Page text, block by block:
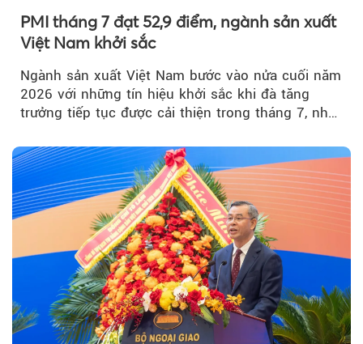
PMI tháng 7 đạt 52,9 điểm, ngành sản xuất
Việt Nam khởi sắc
Ngành sản xuất Việt Nam bước vào nửa cuối năm
2026 với những tín hiệu khởi sắc khi đà tăng
trưởng tiếp tục được cải thiện trong tháng 7, nhờ
nhiệt và niềm tin kinh doanh dần phục hồi.